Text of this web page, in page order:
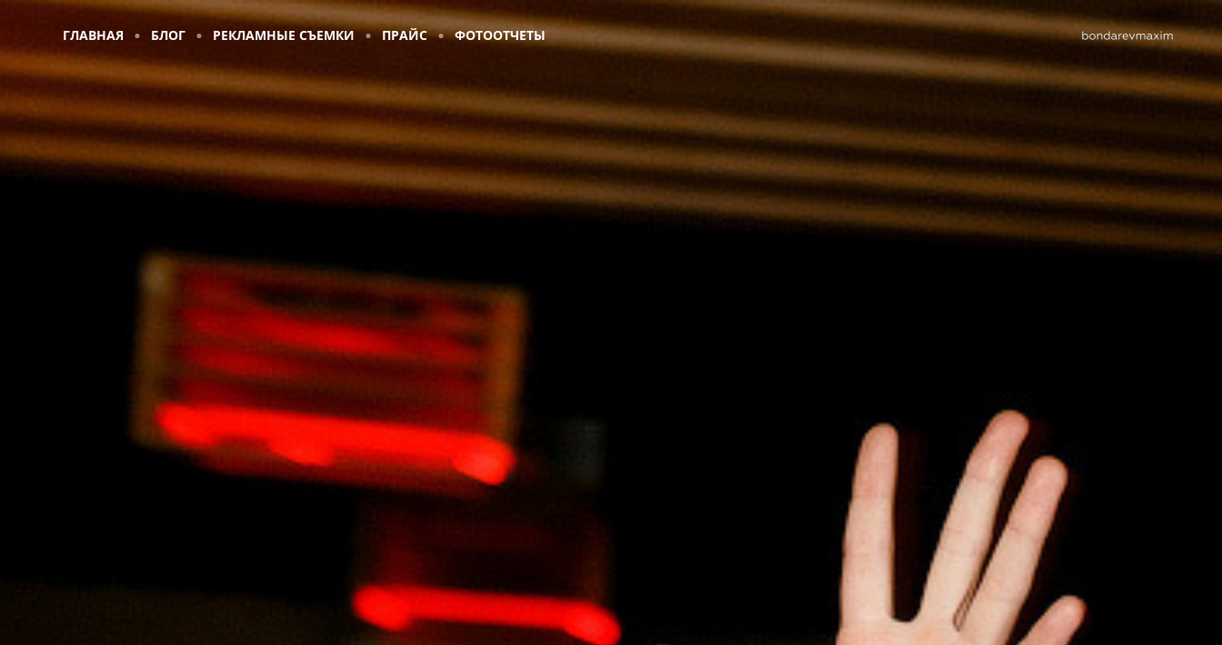
ГЛАВНАЯ БЛОГ РЕКЛАМНЫЕ СЪЕМКИ ПРАЙС ФОТООТЧЕТЫ